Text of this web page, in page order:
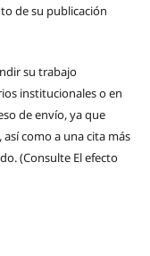
de su publicación
su trabajo
institucionales o en
de envío, ya que
como a una cita más
(Consulte El efecto